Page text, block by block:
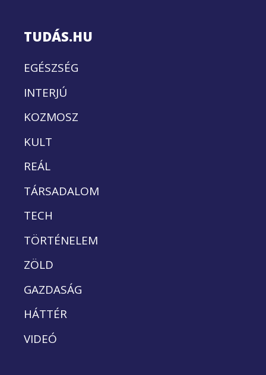
TUDÁS.HU
EGÉSZSÉG
INTERJÚ
KOZMOSZ
KULT
REÁL
TÁRSADALOM
TECH
TÖRTÉNELEM
ZÖLD
GAZDASÁG
HÁTTÉR
VIDEÓ